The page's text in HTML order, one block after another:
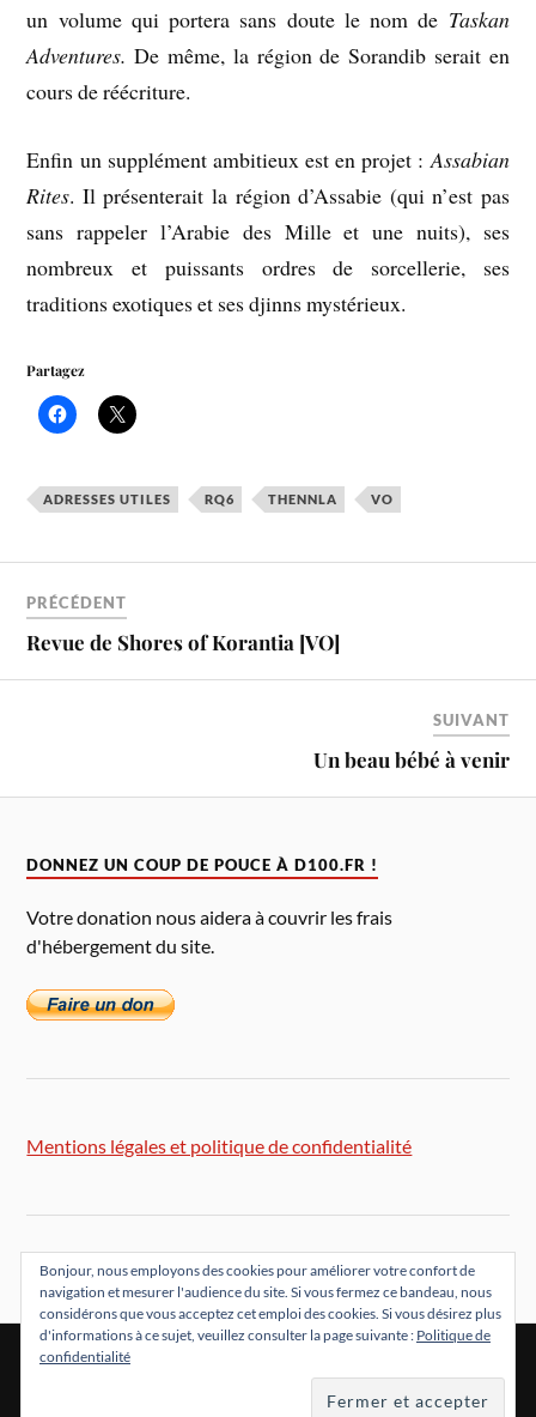
un volume qui portera sans doute le nom de Taskan
Adventures. De même, la région de Sorandib serait en
cours de réécriture.
Enfin un supplément ambitieux est en projet :Assabian
Rites. Il présenterait la région d’Assabie (qui n’est pas
sans rappeler l’Arabie des Mille et une nuits), ses
nombreux et puissants ordres de sorcellerie, ses
traditions exotiques et ses djinns mystérieux.
Partagez
ADRESSES UTILES RQ6 THENNLA VO
PRÉCÉDENT
Revue de Shores of Korantia [VO]
SUIVANT
Un beau bébé à venir
DONNEZ UN COUP DE POUCE À D100.FR !
Votre donation nous aidera à couvrir les frais
d'hébergement du site.
Mentions légales et politique de confidentialité
WORDPRESS & THÈME PAR
ANDERS NORÉN
Bonjour, nous employons des cookies pour améliorer votre confort de
navigation et mesurer l'audience du site. Si vous fermez ce bandeau, nous
considérons que vous acceptez cet emploi des cookies. Si vous désirez plus
d'informations à ce sujet, veuillez consulter la page suivante : Politique de
confidentialité